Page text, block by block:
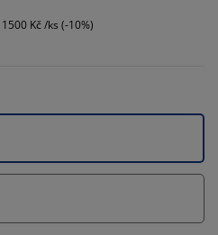
1500 Kč /ks (-10%)